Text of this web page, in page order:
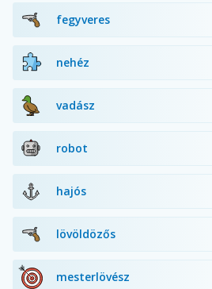
fegyveres
nehéz
vadász
robot
hajós
lövöldözős
mesterlövész